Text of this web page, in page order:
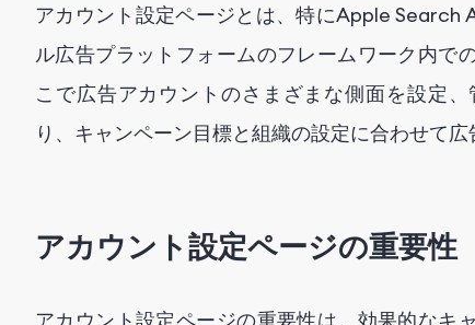
アカウント設定ページとは、特にApple Search
ル広告プラットフォームのフレームワーク内で
こで広告アカウントのさまざまな側面を設定
り、キャンペーン目標と組織の設定に合わせて広
アカウント設定ページの重要性
アカウント設定ページの重要性は、効果的なキ